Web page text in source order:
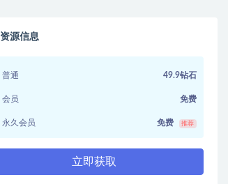
资源信息
普通 49.9钻石
会员 免费
永久会员 免费 推荐
立即获取